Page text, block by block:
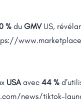
% du GMVUS,
USAavec 44 %
news/tiktok-